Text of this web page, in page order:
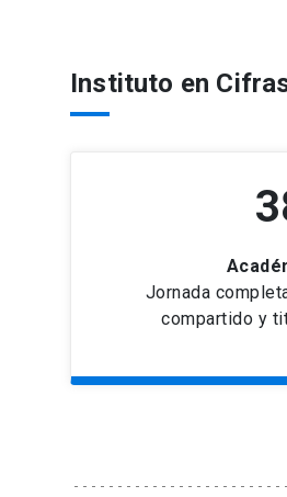
Instituto en
Jornada
compartido y